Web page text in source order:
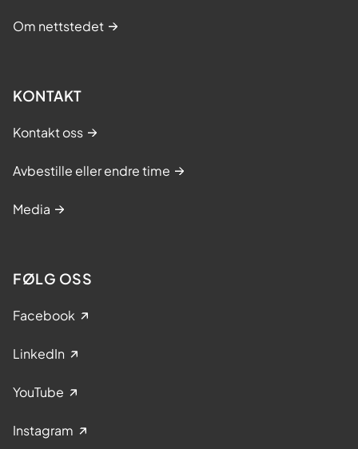
Om nettstedet
KONTAKT
Kontakt oss
Avbestille eller endre time
Media
FØLG OSS
Facebook
LinkedIn
YouTube
Instagram